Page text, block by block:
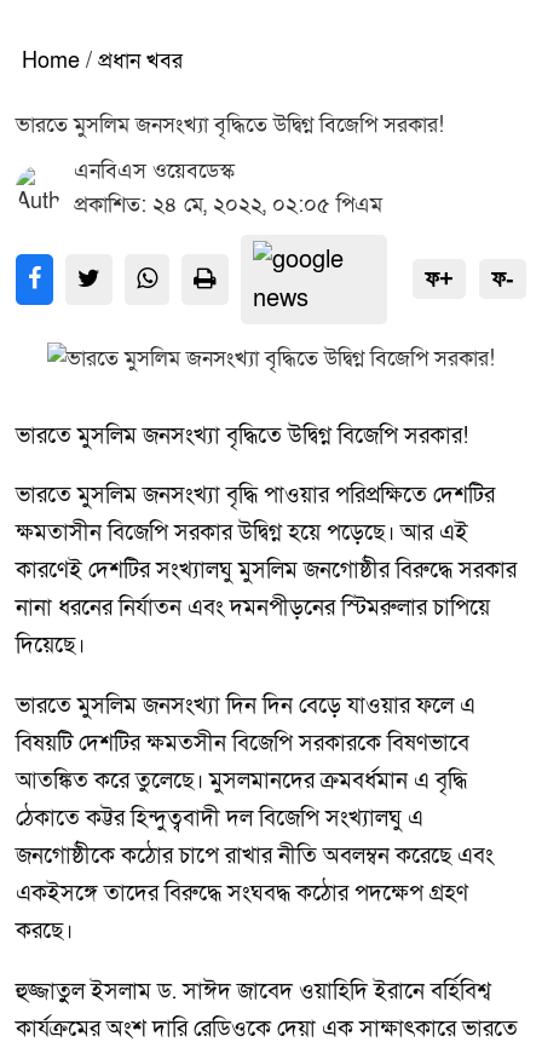
Home / প্রধান খবর
ভারতে মুসলিম জনসংখ্যা বৃদ্ধিতে উদ্বিগ্ন বিজেপি সরকার!
এনবিএস ওয়েবডেস্ক
প্রকাশিত: ২৪ মে, ২০২২, ০২:০৫ পিএম
ফ+ ফ-
ভারতে মুসলিম জনসংখ্যা বৃদ্ধিতে উদ্বিগ্ন বিজেপি সরকার!
ভারতে মুসলিম জনসংখ্যা বৃদ্ধি পাওয়ার পরিপ্রক্ষিতে দেশটির
ক্ষমতাসীন বিজেপি সরকার উদ্বিগ্ন হয়ে পড়েছে। আর এই
কারণেই দেশটির সংখ্যালঘু মুসলিম জনগোষ্ঠীর বিরুদ্ধে সরকার
নানা ধরনের নির্যাতন এবং দমনপীড়নের স্টিমরুলার চাপিয়ে
দিয়েছে।
ভারতে মুসলিম জনসংখ্যা দিন দিন বেড়ে যাওয়ার ফলে এ
বিষয়টি দেশটির ক্ষমতসীন বিজেপি সরকারকে বিষণভাবে
আতঙ্কিত করে তুলেছে। মুসলমানদের ক্রমবর্ধমান এ বৃদ্ধি
ঠেকাতে কট্টর হিন্দুত্ববাদী দল বিজেপি সংখ্যালঘু এ
জনগোষ্ঠীকে কঠোর চাপে রাখার নীতি অবলম্বন করেছে এবং
একইসঙ্গে তাদের বিরুদ্ধে সংঘবদ্ধ কঠোর পদক্ষেপ গ্রহণ
করছে।
হুজ্জাতুুল ইসলাম ড. সাঈদ জাবেদ ওয়াহিদি ইরানে বর্হিবিশ্ব
কার্যক্রমের অংশ দারি রেডিওকে দেয়া এক সাক্ষাৎকারে ভারতে